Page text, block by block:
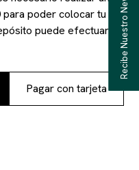
para poder colocar tu
puede efectuarse
Pagar con tarjeta
Recibe Nuestro Newsletter